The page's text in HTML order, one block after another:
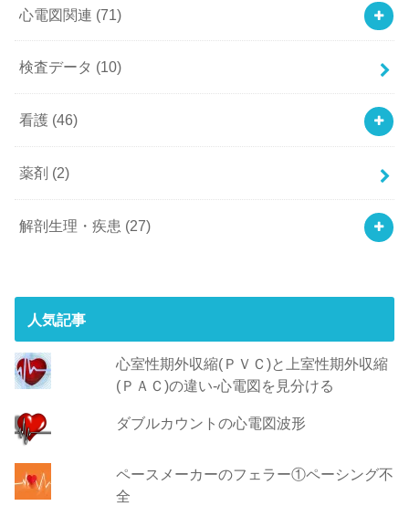
心電図関連 (71)
検査データ (10)
看護 (46)
薬剤 (2)
解剖生理・疾患 (27)
人気記事
心室性期外収縮(ＰＶＣ)と上室性期外収縮
(ＰＡＣ)の違い-心電図を見分ける
ダブルカウントの心電図波形
ペースメーカーのフェラー①ペーシング不
全